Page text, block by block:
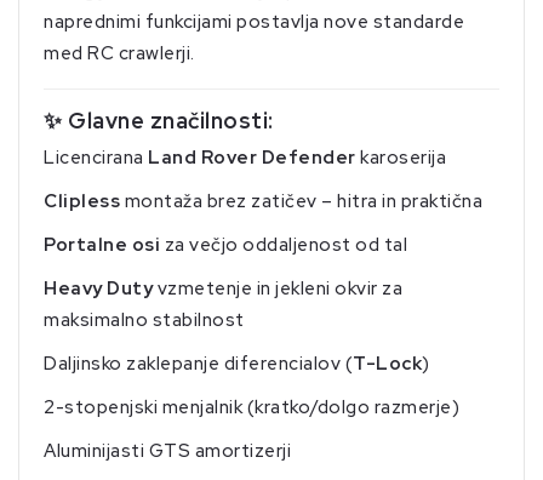
naprednimi funkcijami postavlja nove standarde
med RC crawlerji.
✨ Glavne značilnosti:
Licencirana Land Rover Defender karoserija
Clipless montaža brez zatičev – hitra in praktična
Portalne osi za večjo oddaljenost od tal
Heavy Dutyvzmetenje in jekleni okvir za
maksimalno stabilnost
Daljinsko zaklepanje diferencialov (T-Lock)
2-stopenjski menjalnik (kratko/dolgo razmerje)
Aluminijasti GTS amortizerji